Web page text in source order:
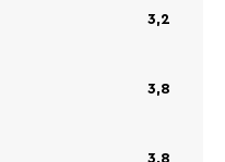
3,2
3,8
3,8